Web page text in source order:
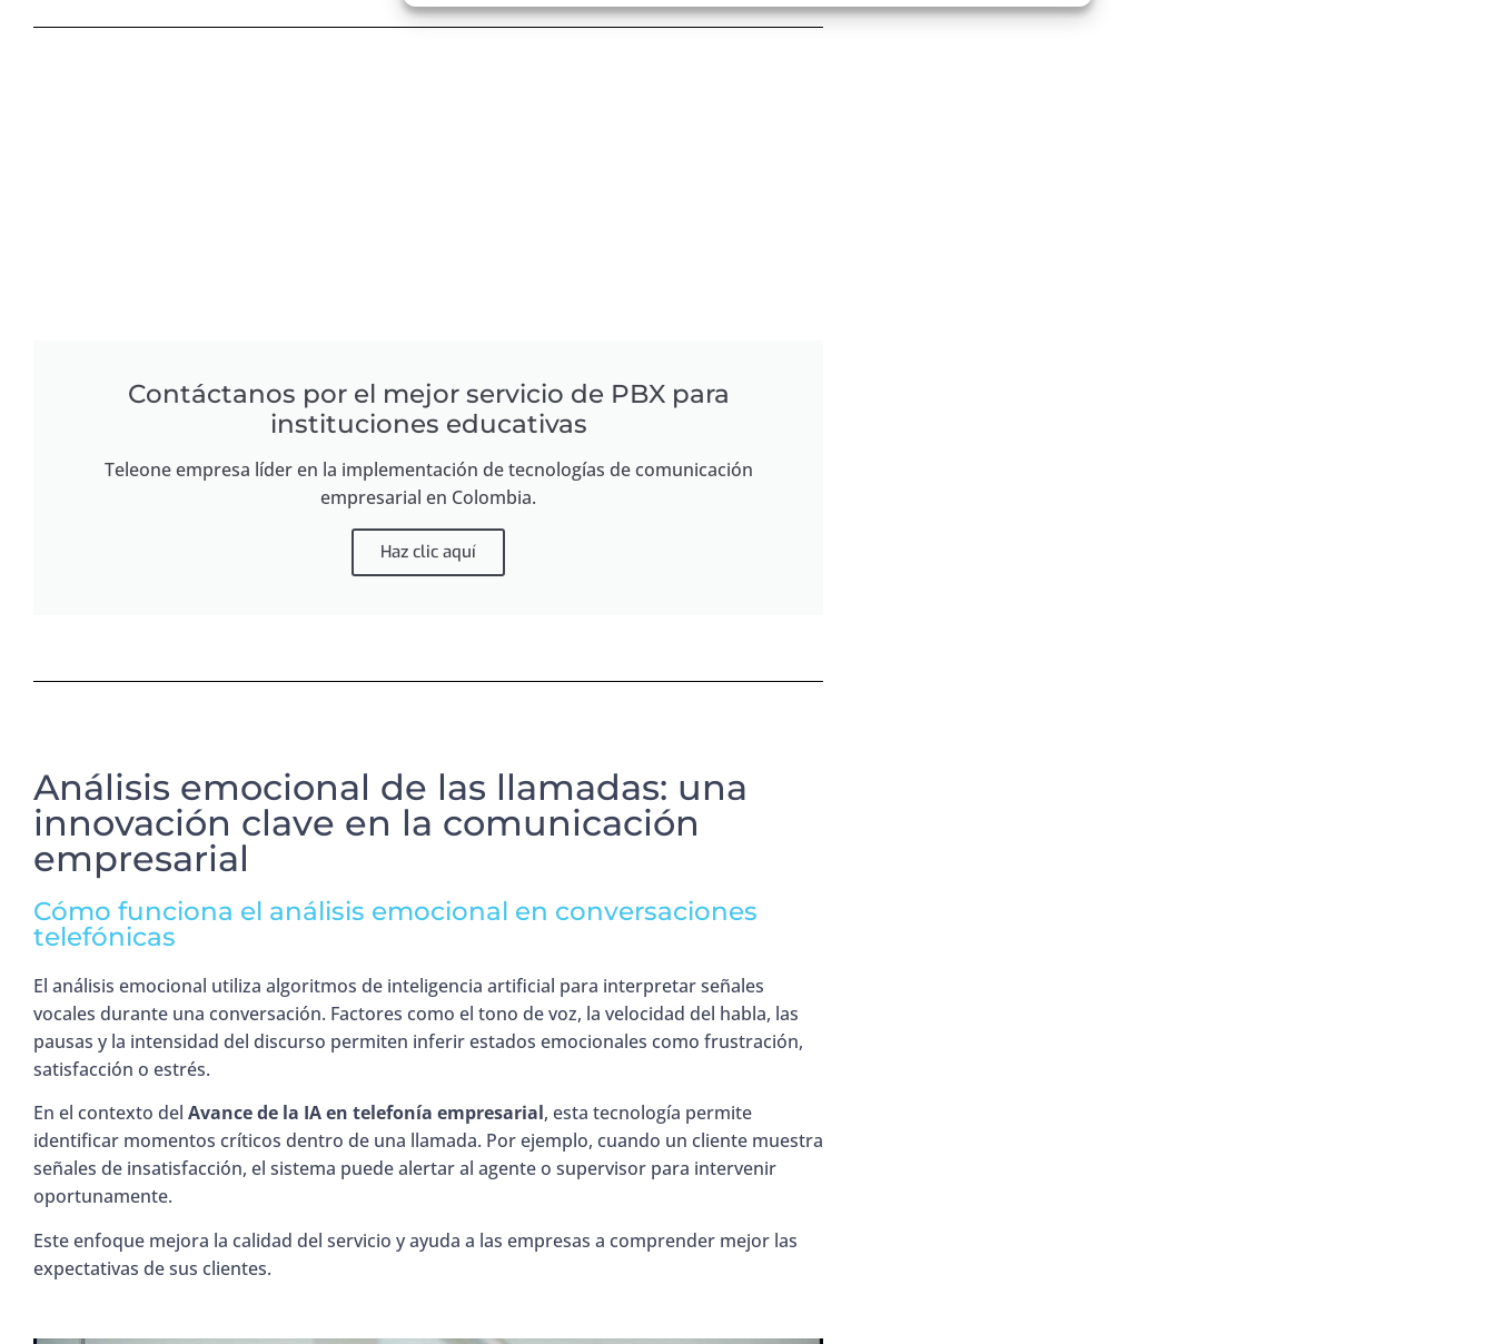
Contáctanos por el mejor servicio de PBX para
instituciones educativas
Teleone empresa líder en la implementación de tecnologías de comunicación
empresarial en Colombia.
Haz clic aquí
Análisis emocional de las llamadas: una
innovación clave en la comunicación
empresarial
Cómo funciona el análisis emocional en conversaciones
telefónicas
El análisis emocional utiliza algoritmos de inteligencia artificial para interpretar señales
vocales durante una conversación. Factores como el tono de voz, la velocidad del habla, las
pausas y la intensidad del discurso permiten inferir estados emocionales como frustración,
satisfacción o estrés.
En el contexto del Avance de la IA en telefonía empresarial, esta tecnología permite
identificar momentos críticos dentro de una llamada. Por ejemplo, cuando un cliente muestra
señales de insatisfacción, el sistema puede alertar al agente o supervisor para intervenir
oportunamente.
Este enfoque mejora la calidad del servicio y ayuda a las empresas a comprender mejor las
expectativas de sus clientes.